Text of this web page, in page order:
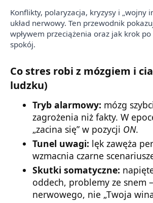
Konflikty, polaryzacja, kryzysy i „wojny
układ nerwowy. Ten przewodnik
wpływem przeciążenia oraz jak krok
spokój.
Co stres robi z mózgiem i
ludzku)
Tryb alarmowy: mózg
zagrożenia niż fakty. W
„zacina się” w pozycji ON.
Tunel uwagi: lęk zawęża
wzmacnia czarne
Skutki somatyczne:
oddech, problemy ze snem
nerwowego, nie „Twoja